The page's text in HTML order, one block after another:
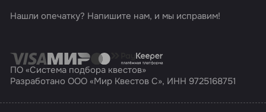
Нашли опечатку? Напишите нам, и мы исправим!
ПО «Система подбора квестов»
Разработано ООО «Мир Квестов С», ИНН 9725168751